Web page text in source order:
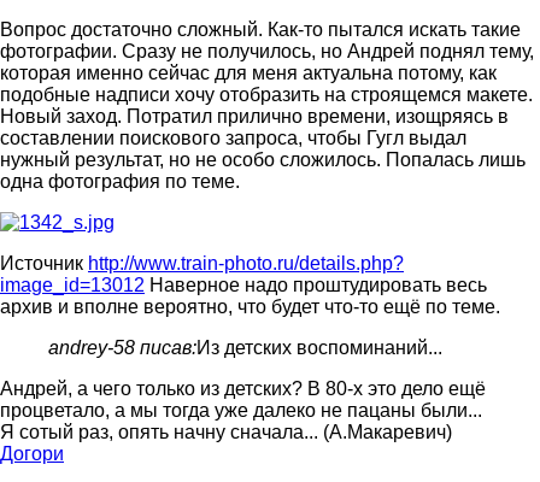
Вопрос достаточно сложный. Как-то пытался искать такие
фотографии. Сразу не получилось, но Андрей поднял тему,
которая именно сейчас для меня актуальна потому, как
подобные надписи хочу отобразить на строящемся макете.
Новый заход. Потратил прилично времени, изощряясь в
составлении поискового запроса, чтобы Гугл выдал
нужный результат, но не особо сложилось. Попалась лишь
одна фотография по теме.
Источник http://www.train-photo.ru/details.php?
image_id=13012 Наверное надо проштудировать весь
архив и вполне вероятно, что будет что-то ещё по теме.
andrey-58 писав:Из детских воспоминаний...
Андрей, а чего только из детских? В 80-х это дело ещё
процветало, а мы тогда уже далеко не пацаны были...
Я сотый раз, опять начну сначала... (А.Макаревич)
Догори